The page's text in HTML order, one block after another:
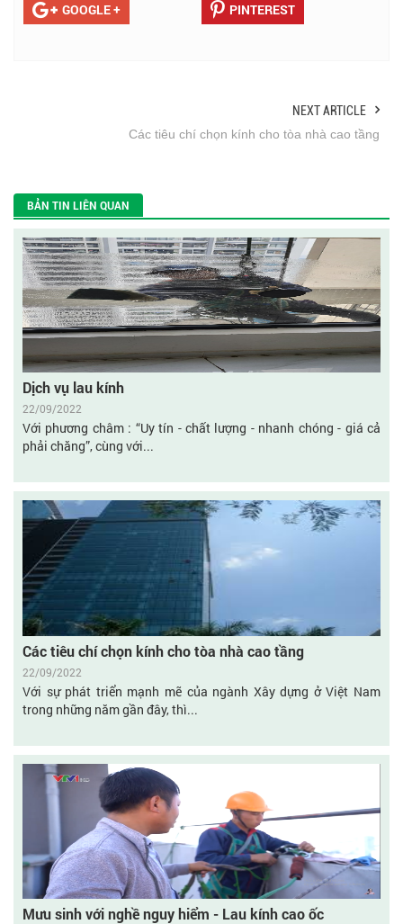
GOOGLE + PINTEREST
NEXT ARTICLE
Các tiêu chí chọn kính cho tòa nhà cao tầng
BẢN TIN LIÊN QUAN
Dịch vụ lau kính
22/09/2022
Với phương châm : “Uy tín - chất lượng - nhanh chóng - giá cả
phải chăng”, cùng với...
Các tiêu chí chọn kính cho tòa nhà cao tầng
22/09/2022
Với sự phát triển mạnh mẽ của ngành Xây dựng ở Việt Nam
trong những năm gần đây, thì...
Mưu sinh với nghề nguy hiểm - Lau kính cao ốc